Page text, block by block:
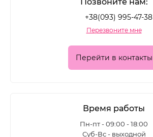
+38(093) 995-47-38
Перезвоните мне
Перейти в контакты
Время работы
Пн-пт - 09:00 - 18:00
Суб-Вс - выходной